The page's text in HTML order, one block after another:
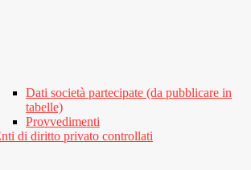
Dati società partecipate (da pubblicare in
tabelle)
Provvedimenti
di diritto privato controllati